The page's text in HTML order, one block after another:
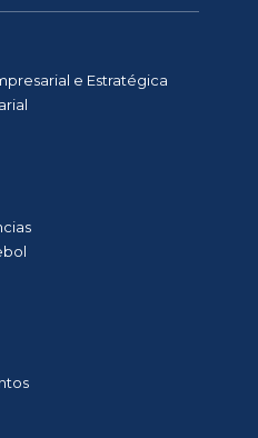
e Estratégica